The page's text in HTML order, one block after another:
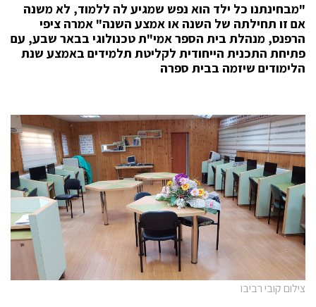
"מבחינתנו כל ילד הוא נפש שמגיע לה ללמוד, לא משנה
אם זו תחילתה של השנה או אמצע השנה" אמרה ציפי
הרפנס, מנהלת בית הספר אמי"ת טכנולוגי בבאר שבע, עם
פתיחת התכנית הייחודית לקליטת תלמידים באמצע שנת
הלימודים שיזמה בבית ספרה
צילום קובי רביבו